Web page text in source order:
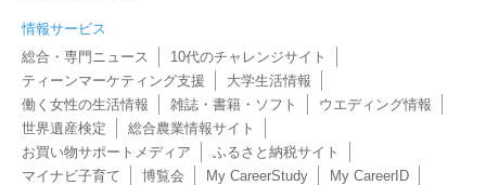
情報サービス
総合・専門ニュース
10代のチャレンジサイト
ティーンマーケティング支援
大学生活情報
働く女性の生活情報
雑誌・書籍・ソフト
ウエディング情報
世界遺産検定
総合農業情報サイト
お買い物サポートメディア
ふるさと納税サイト
マイナビ子育て
博覧会 My CareerStudy
My CareerID